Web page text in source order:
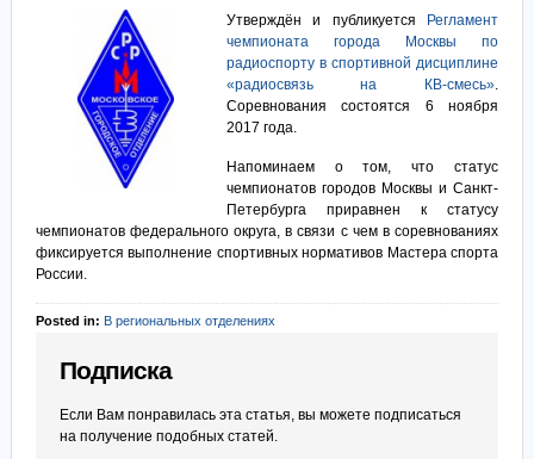
Утверждён и публикуется
Регламент
чемпионата города Москвы по
радиоспорту в спортивной дисциплине
«радиосвязь на КВ-смесь».
Соревнования состоятся 6 ноября
2017 года.
Напоминаем о том, что статус
чемпионатов городов Москвы и Санкт-
Петербурга приравнен к статусу
чемпионатов федерального округа, в связи с чем в соревнованиях
фиксируется выполнение спортивных нормативов Мастера спорта
России.
Posted in: В региональных отделениях
Подписка
Если Вам понравилась эта статья, вы можете подписаться
на получение подобных статей.